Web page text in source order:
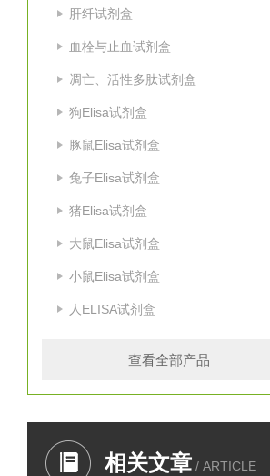
肝纤试剂盒
血栓与止血试剂盒
凋亡、活性多肽试剂盒
狗Elisa试剂盒
豚鼠Elisa试剂盒
兔子Elisa试剂盒
猪Elisa试剂盒
大鼠Elisa试剂盒
小鼠Elisa试剂盒
人ELISA试剂盒
查看全部产品
相关文章 / ARTICLE